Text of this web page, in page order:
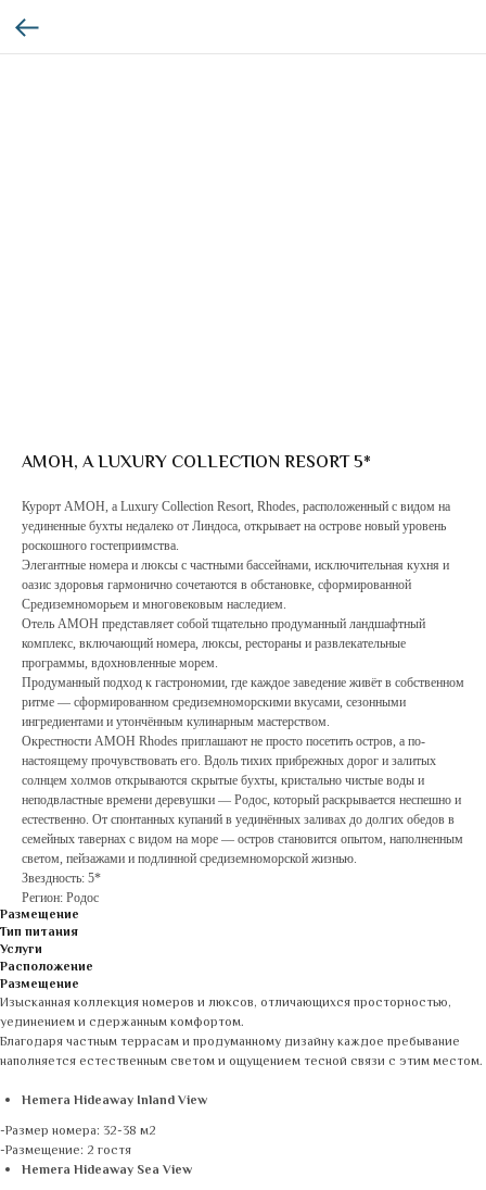
AMOH, A LUXURY COLLECTION RESORT 5*
Курорт AMOH, a Luxury Collection Resort, Rhodes, расположенный с видом на
уединенные бухты недалеко от Линдоса, открывает на острове новый уровень
роскошного гостеприимства.
Элегантные номера и люксы с частными бассейнами, исключительная кухня и
оазис здоровья гармонично сочетаются в обстановке, сформированной
Средиземноморьем и многовековым наследием.
Отель AMOH представляет собой тщательно продуманный ландшафтный
комплекс, включающий номера, люксы, рестораны и развлекательные
программы, вдохновленные морем.
Продуманный подход к гастрономии, где каждое заведение живёт в собственном
ритме — сформированном средиземноморскими вкусами, сезонными
ингредиентами и утончённым кулинарным мастерством.
Окрестности AMOH Rhodes приглашают не просто посетить остров, а по-
настоящему прочувствовать его. Вдоль тихих прибрежных дорог и залитых
солнцем холмов открываются скрытые бухты, кристально чистые воды и
неподвластные времени деревушки — Родос, который раскрывается неспешно и
естественно. От спонтанных купаний в уединённых заливах до долгих обедов в
семейных тавернах с видом на море — остров становится опытом, наполненным
светом, пейзажами и подлинной средиземноморской жизнью.
Звездность: 5*
Регион: Родос
Размещение
Тип питания
Услуги
Расположение
Размещение
Изысканная коллекция номеров и люксов, отличающихся просторностью,
уединением и сдержанным комфортом.
Благодаря частным террасам и продуманному дизайну каждое пребывание
наполняется естественным светом и ощущением тесной связи с этим местом.
Hemera Hideaway Inland View
-Размер номера: 32-38 м2
-Размещение: 2 гостя
Hemera Hideaway Sea View